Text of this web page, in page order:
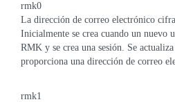
rmk0
La dirección de correo electrónico
Inicialmente se crea cuando un nuevo
RMK y se crea una sesión. Se
proporciona una dirección de correo
rmk1